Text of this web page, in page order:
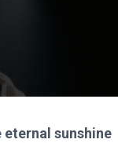
eternal sunshine